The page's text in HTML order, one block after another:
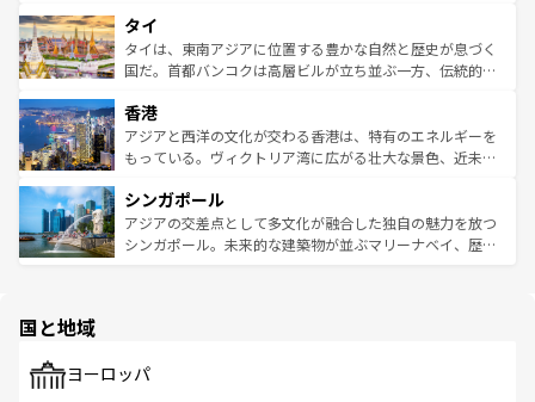
リティに包まれながら、韓国の多彩な魅力を心ゆくまで味
わってみてほしい。 なお、新着の韓国情報はコンテンツ一
覧を参照してほしい。
急速な発展と共に伝統が息づく。ハノイの古い町並みやホ
ーチミン市のフランス統治時代の建物も、独特の雰囲気を
醸し出している。また、バラエティの豊かさとおいしさで
とつ。フォーやバインミー、ベトナムコーヒーなどは、ぜ
ひ現地で味わいたい。どの地域を訪れてもあたたかい人々
が旅行者を迎えてくれるので、きっと忘れられない旅にな
参照してほしい。
タイ
タイは、東南アジアに位置する豊かな自然と歴史が息づく
国だ。首都バンコクは高層ビルが立ち並ぶ一方、伝統的な
の活気が交差している。北部ではチェンマイなどの山岳地
帯で自然と触れ合い、南部ではプーケットやクラビの美し
いビーチでリゾート気分を楽しむことができる。タイ料理
激する。気候は一年中温暖で、どの季節にも異なる楽しみ
が待っている。親しみやすいタイの人々、仏教を中心とし
た文化、そして多様な観光資源が、訪れる旅人を魅了し続
香港
アジアと西洋の文化が交わる香港は、特有のエネルギーを
もっている。ヴィクトリア湾に広がる壮大な景色、近未来
み、どこを訪れても感動するはず。観光スポットが密集し
ており、効率よく見どころを回れるのも魅力。息をのむよ
うな絶景から文化的な体験まで、香港を存分に楽しみ尽く
シンガポール
アジアの交差点として多文化が融合した独自の魅力を放つ
シンガポール。未来的な建築物が並ぶマリーナベイ、歴史
で、ホーカーズは地元の風情を楽しめる外せないスポット
国と地域
ヨーロッパ